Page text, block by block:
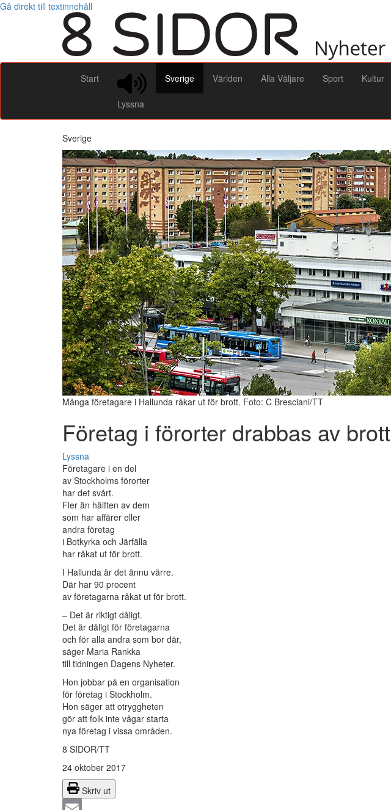
Gå direkt till textinnehåll
Start
Lyssna
Sverige Världen Alla Väljare Sport Kultur
Sverige
Många företagare i Hallunda råkar ut för brott. Foto: C Bresciani/TT
Företag i förorter drabbas av brott
Lyssna
Företagare i en del
av Stockholms förorter
har det svårt.
Fler än hälften av dem
som har affärer eller
andra företag
i Botkyrka och Järfälla
har råkat ut för brott.
I Hallunda är det ännu värre.
Där har 90 procent
av företagarna råkat ut för brott.
– Det är riktigt dåligt.
Det är dåligt för företagarna
och för alla andra som bor där,
säger Maria Rankka
till tidningen Dagens Nyheter.
Hon jobbar på en organisation
för företag i Stockholm.
Hon säger att otryggheten
gör att folk inte vågar starta
nya företag i vissa områden.
8 SIDOR/TT
24 oktober 2017
Skriv ut